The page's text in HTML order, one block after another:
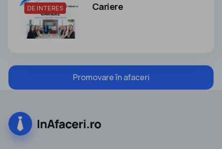
DE INTERES Cariere
Promovare în afaceri